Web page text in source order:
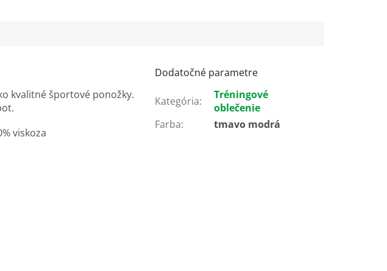
kvalitné športové ponožky.
viskoza
Dodatočné parametre
Kategória:
Tréningové
oblečenie
Farba: tmavo modrá